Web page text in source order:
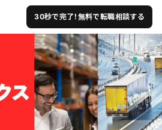
30秒で完了！無料で転職相談する